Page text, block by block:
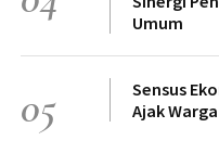
Umum
05
Sensus
Ajak